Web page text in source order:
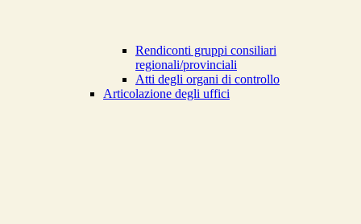
Rendiconti gruppi consiliari
regionali/provinciali
Atti degli organi di controllo
Articolazione degli uffici